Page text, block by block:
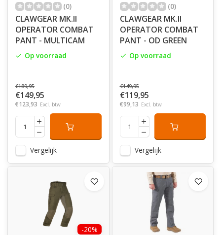
(0)
CLAWGEAR MK.II
OPERATOR COMBAT
PANT - MULTICAM
Op voorraad
€189,95
€149,95
€123,93 Excl. btw
Vergelijk
(0)
CLAWGEAR MK.II
OPERATOR COMBAT
PANT - OD GREEN
Op voorraad
€149,95
€119,95
€99,13 Excl. btw
Vergelijk
-20%